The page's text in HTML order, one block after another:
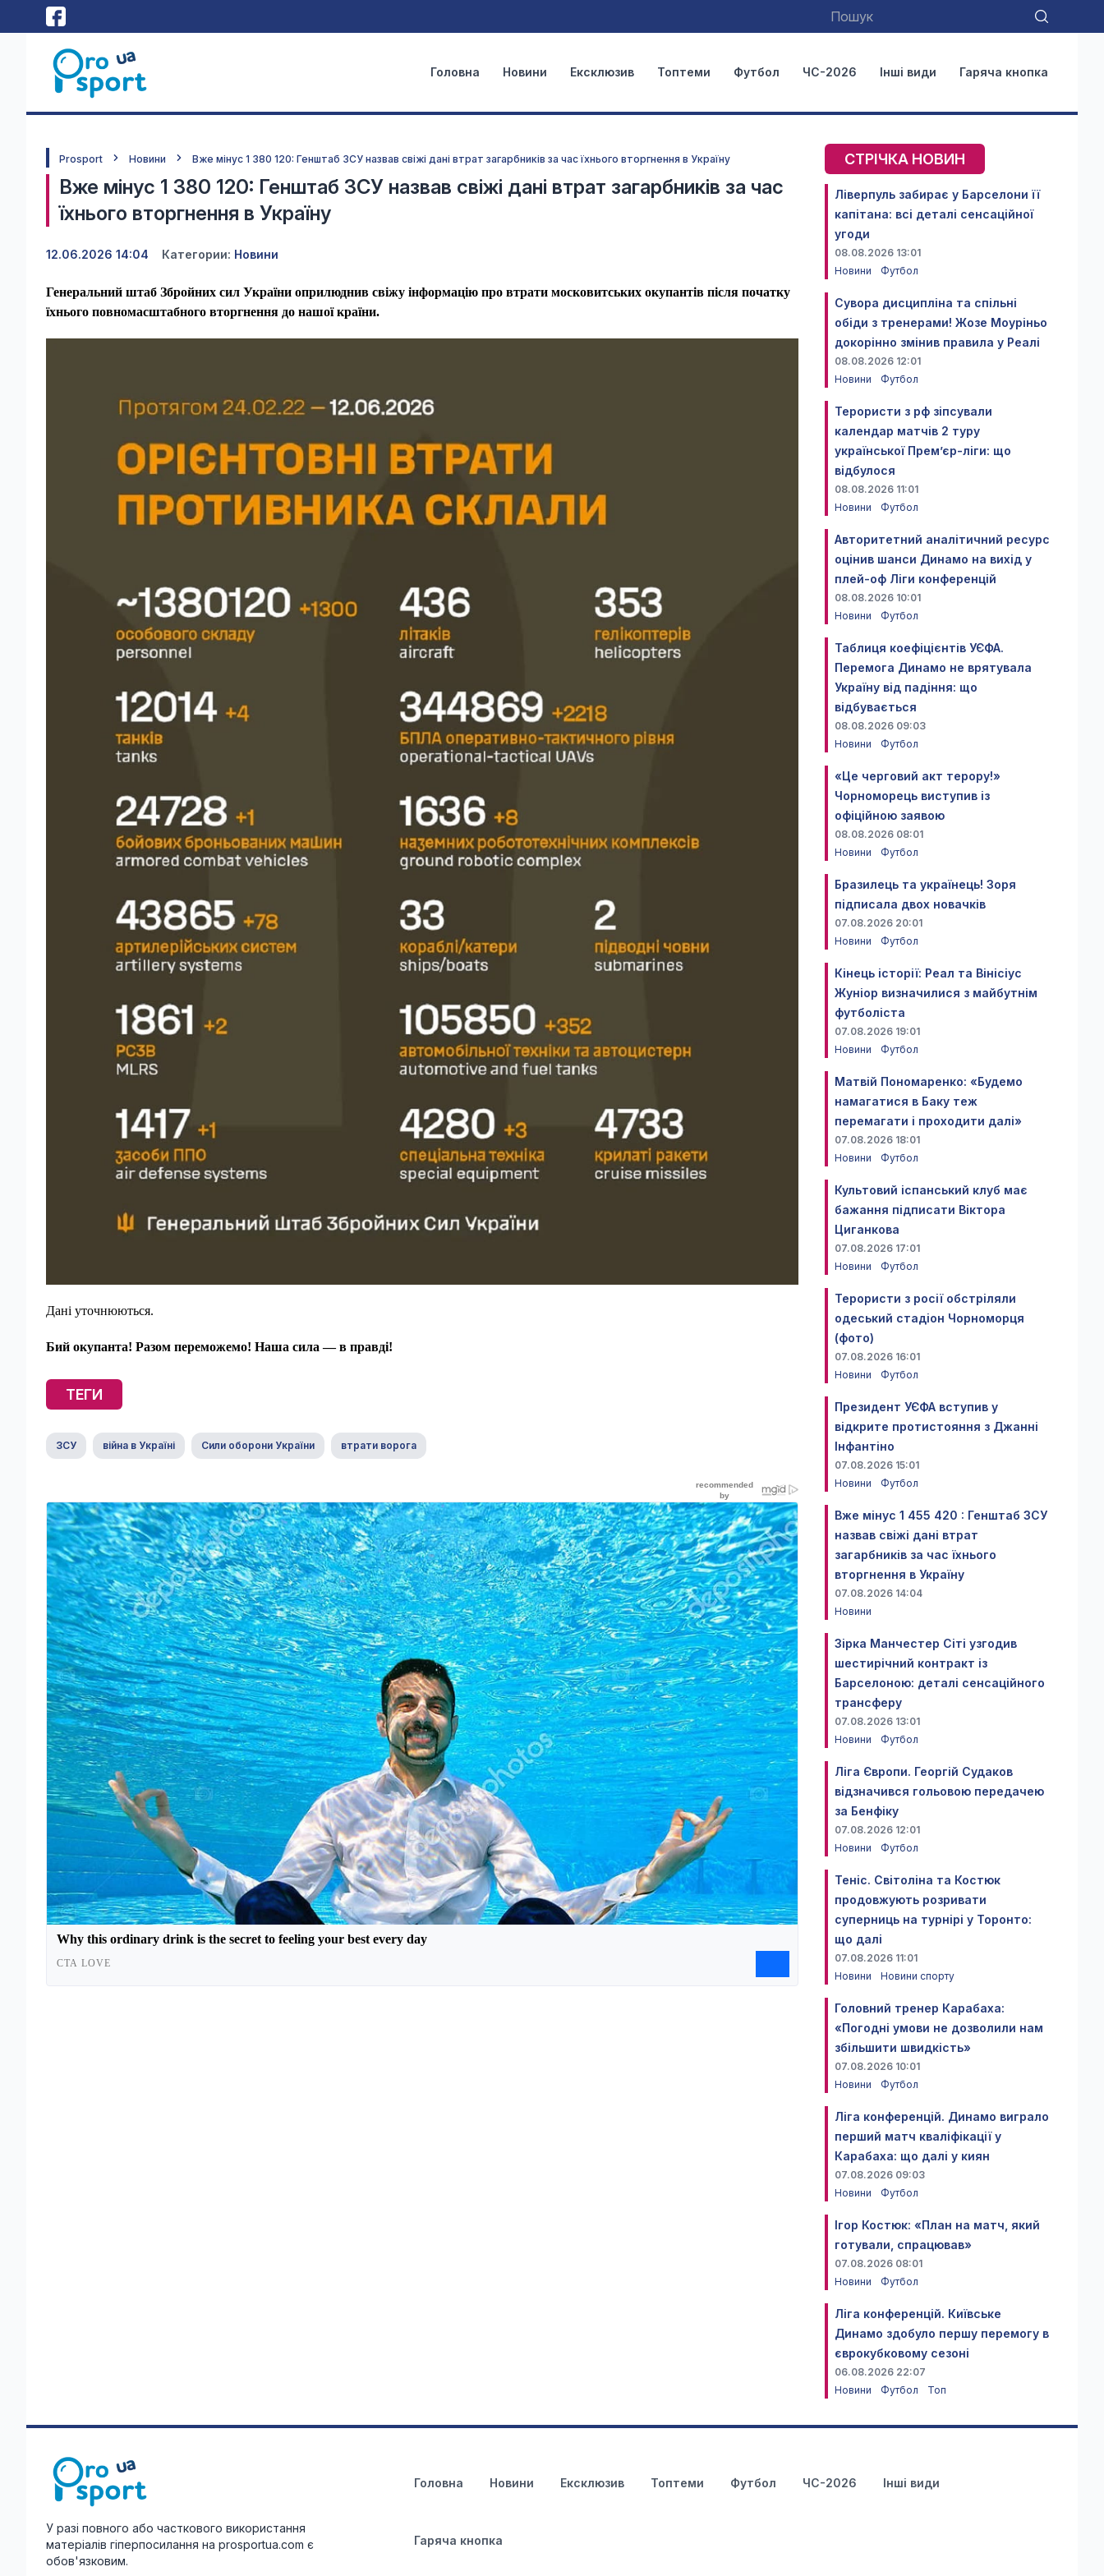
Головна Новини Ексклюзив Топтеми Футбол ЧС-2026 Інші види Гаряча кнопка
Prosport Новини Вже мінус 1 380 120: Генштаб ЗСУ назвав свіжі дані втрат загарбників за час їхнього вторгнення в Україну
Вже мінус 1 380 120: Генштаб ЗСУ назвав свіжі дані втрат загарбників за час
їхнього вторгнення в Україну
12.06.2026 14:04 Категории: Новини
Генеральний штаб Збройних сил України оприлюднив свіжу інформацію про втрати московитських окупантів після початку
їхнього повномасштабного вторгнення до нашої країни.
Дані уточнюються.
Бий окупанта! Разом переможемо! Наша сила — в правді!
ТЕГИ
ЗСУ війна в Україні Сили оборони України втрати ворога
СТРІЧКА НОВИН
Ліверпуль забирає у Барселони її
капітана: всі деталі сенсаційної
угоди
08.08.2026 13:01
Новини
Футбол
Сувора дисципліна та спільні
обіди з тренерами! Жозе Моуріньо
докорінно змінив правила у Реалі
08.08.2026 12:01
Новини
Футбол
Терористи з рф зіпсували
календар матчів 2 туру
української Прем’єр-ліги: що
відбулося
08.08.2026 11:01
Новини
Футбол
Авторитетний аналітичний ресурс
оцінив шанси Динамо на вихід у
плей-оф Ліги конференцій
08.08.2026 10:01
Новини
Футбол
Таблиця коефіцієнтів УЄФА.
Перемога Динамо не врятувала
Україну від падіння: що
відбувається
08.08.2026 09:03
Новини
Футбол
«Це черговий акт терору!»
Чорноморець виступив із
офіційною заявою
08.08.2026 08:01
Новини
Футбол
Бразилець та українець! Зоря
підписала двох новачків
07.08.2026 20:01
Новини
Футбол
Кінець історії: Реал та Вінісіус
Жуніор визначилися з майбутнім
футболіста
07.08.2026 19:01
Новини
Футбол
Матвій Пономаренко: «Будемо
намагатися в Баку теж
перемагати і проходити далі»
07.08.2026 18:01
Новини
Футбол
Культовий іспанський клуб має
бажання підписати Віктора
Циганкова
07.08.2026 17:01
Новини
Футбол
Терористи з росії обстріляли
одеський стадіон Чорноморця
(фото)
07.08.2026 16:01
Новини
Футбол
Президент УЄФА вступив у
відкрите протистояння з Джанні
Інфантіно
07.08.2026 15:01
Новини
Футбол
Вже мінус 1 455 420 : Генштаб ЗСУ
назвав свіжі дані втрат
загарбників за час їхнього
вторгнення в Україну
07.08.2026 14:04
Новини
Зірка Манчестер Сіті узгодив
шестирічний контракт із
Барселоною: деталі сенсаційного
трансферу
07.08.2026 13:01
Новини
Футбол
Ліга Європи. Георгій Судаков
відзначився гольовою передачею
за Бенфіку
07.08.2026 12:01
Новини
Футбол
Теніс. Світоліна та Костюк
продовжують розривати
суперниць на турнірі у Торонто:
що далі
07.08.2026 11:01
Новини
Новини спорту
Головний тренер Карабаха:
«Погодні умови не дозволили нам
збільшити швидкість»
07.08.2026 10:01
Новини
Футбол
Ліга конференцій. Динамо виграло
перший матч кваліфікації у
Карабаха: що далі у киян
07.08.2026 09:03
Новини
Футбол
Ігор Костюк: «План на матч, який
готували, спрацював»
07.08.2026 08:01
Новини
Футбол
Ліга конференцій. Київське
Динамо здобуло першу перемогу в
єврокубковому сезоні
06.08.2026 22:07
Новини
Футбол Топ
У разі повного або часткового використання
матеріалів гіперпосилання на prosportua.com є
обов'язковим.
Головна Новини Ексклюзив Топтеми Футбол ЧС-2026 Інші види
Гаряча кнопка